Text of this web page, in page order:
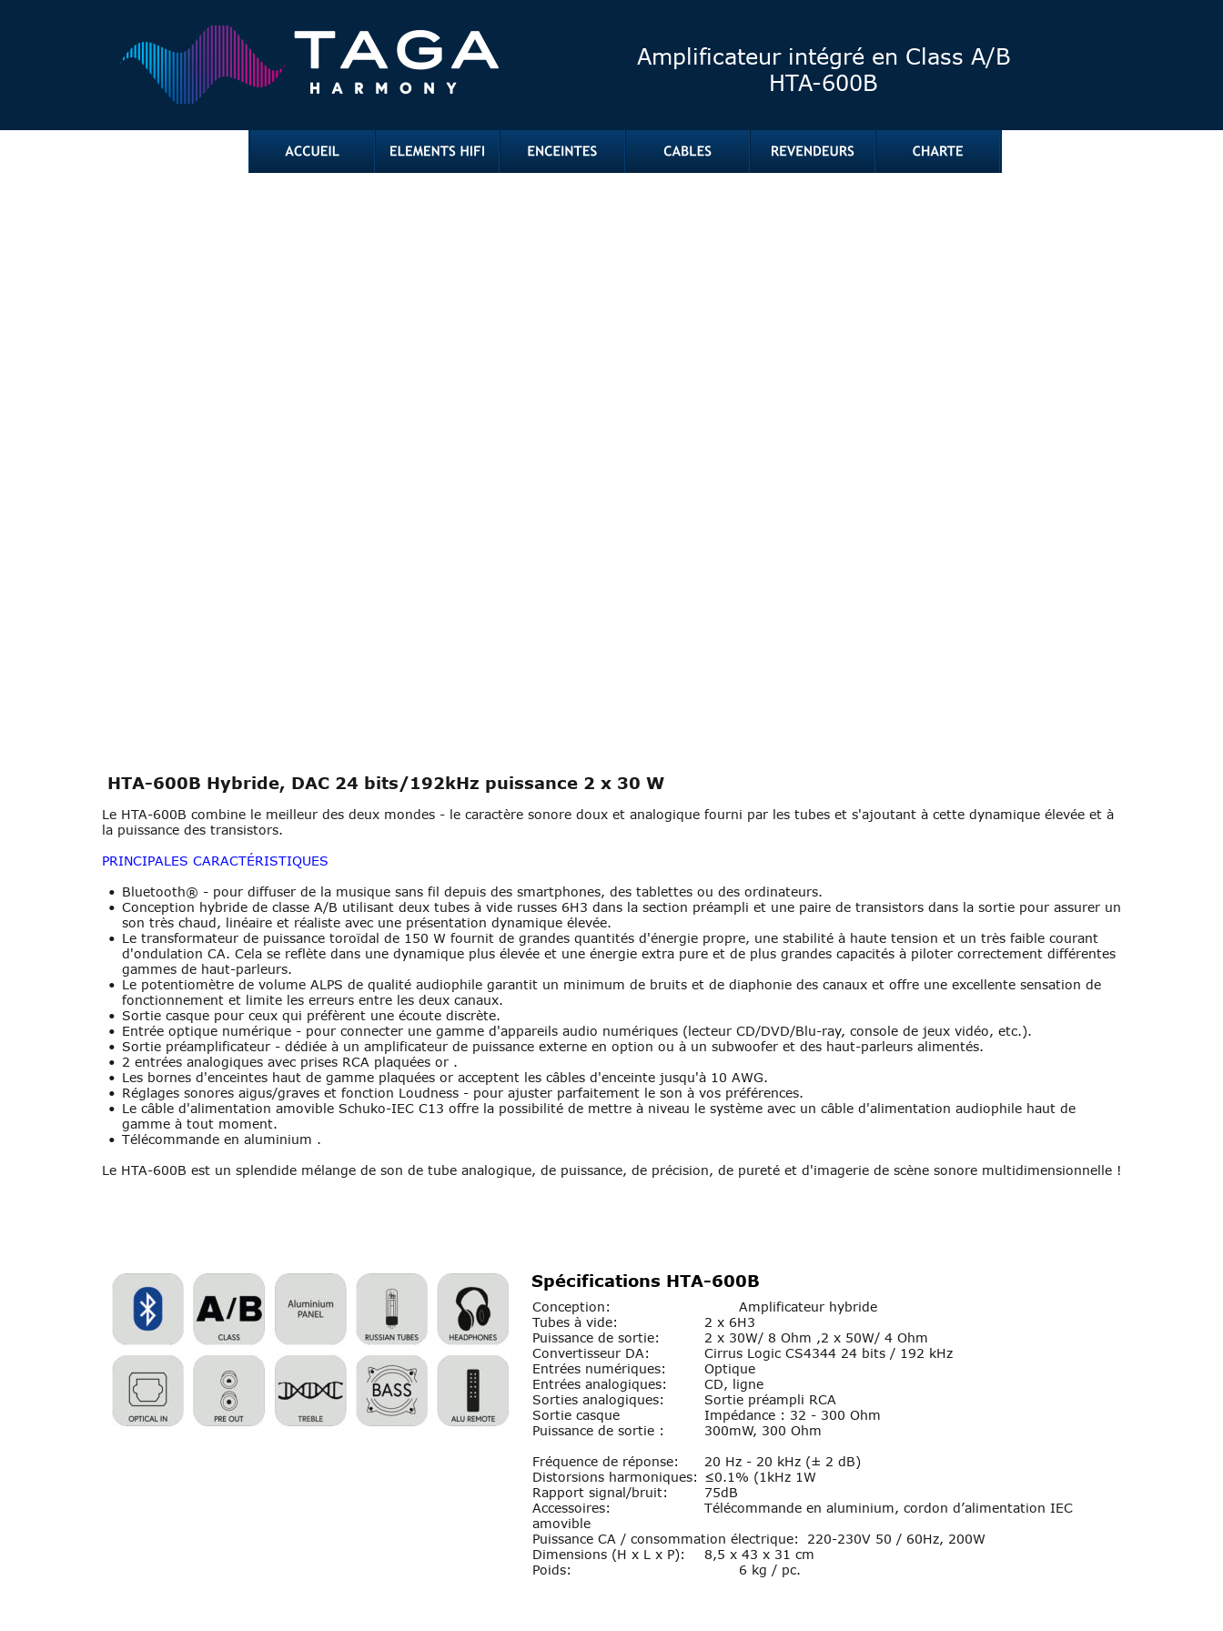
HTA-600B Hybride, DAC 24 bits/192kHz puissance 2 x 30 W
Le HTA-600B combine le meilleur des deux mondes - le caractère sonore doux et analogique fourni par les tubes et s'ajoutant à cette dynamique élevée et à
la puissance des transistors.
PRINCIPALES CARACTÉRISTIQUES
• Bluetooth® - pour diffuser de la musique sans fil depuis des smartphones, des tablettes ou des ordinateurs.
• Conception hybride de classe A/B utilisant deux tubes à vide russes 6H3 dans la section préampli et une paire de transistors dans la sortie pour assurer un
son très chaud, linéaire et réaliste avec une présentation dynamique élevée.
• Le transformateur de puissance toroïdal de 150 W fournit de grandes quantités d'énergie propre, une stabilité à haute tension et un très faible courant
d'ondulation CA. Cela se reflète dans une dynamique plus élevée et une énergie extra pure et de plus grandes capacités à piloter correctement différentes
gammes de haut-parleurs.
• Le potentiomètre de volume ALPS de qualité audiophile garantit un minimum de bruits et de diaphonie des canaux et offre une excellente sensation de
fonctionnement et limite les erreurs entre les deux canaux.
• Sortie casque pour ceux qui préfèrent une écoute discrète.
• Entrée optique numérique - pour connecter une gamme d'appareils audio numériques (lecteur CD/DVD/Blu-ray, console de jeux vidéo, etc.).
• Sortie préamplificateur - dédiée à un amplificateur de puissance externe en option ou à un subwoofer et des haut-parleurs alimentés.
• 2 entrées analogiques avec prises RCA plaquées or .
• Les bornes d'enceintes haut de gamme plaquées or acceptent les câbles d'enceinte jusqu'à 10 AWG.
• Réglages sonores aigus/graves et fonction Loudness - pour ajuster parfaitement le son à vos préférences.
• Le câble d'alimentation amovible Schuko-IEC C13 offre la possibilité de mettre à niveau le système avec un câble d'alimentation audiophile haut de
gamme à tout moment.
• Télécommande en aluminium .
Le HTA-600B est un splendide mélange de son de tube analogique, de puissance, de précision, de pureté et d'imagerie de scène sonore multidimensionnelle !
Spécifications HTA-600B
Conception:
Amplificateur hybride
Tubes à vide:
2 x 6H3
Puissance de sortie:
2 x 30W/ 8 Ohm ,2 x 50W/ 4 Ohm
Convertisseur DA:
Cirrus Logic CS4344 24 bits / 192 kHz
Entrées numériques:
Optique
Entrées analogiques:
CD, ligne
Sorties analogiques:
Sortie préampli RCA
Sortie casque
Impédance : 32 - 300 Ohm
Puissance de sortie :
300mW, 300 Ohm
Fréquence de réponse:
20 Hz - 20 kHz (± 2 dB)
Distorsions harmoniques: ≤0.1% (1kHz 1W
Rapport signal/bruit:
75dB
Accessoires:
Télécommande en aluminium, cordon d’alimentation IEC
amovible
Puissance CA / consommation électrique:
220-230V 50 / 60Hz, 200W
Dimensions (H x L x P):
8,5 x 43 x 31 cm
Poids:
6 kg / pc.
Amplificateur intégré en Class A/B
HTA-600B